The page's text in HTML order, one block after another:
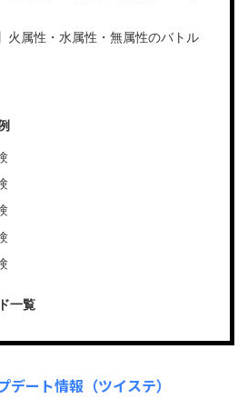
火属性・水属性・無属性のバトル
一覧
デート情報（ツイステ）